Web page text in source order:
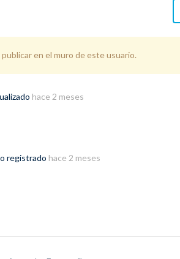
publicar en el muro de este usuario.
hace 2 meses
registrado hace 2 meses